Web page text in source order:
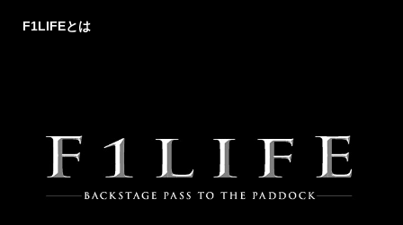
F1LIFEとは